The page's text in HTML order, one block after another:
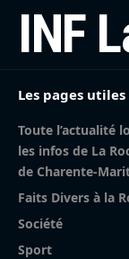
INF
Les pages utiles
Toute l’actualité
les infos de La
de Charente-
Faits Divers à la
Société
Sport